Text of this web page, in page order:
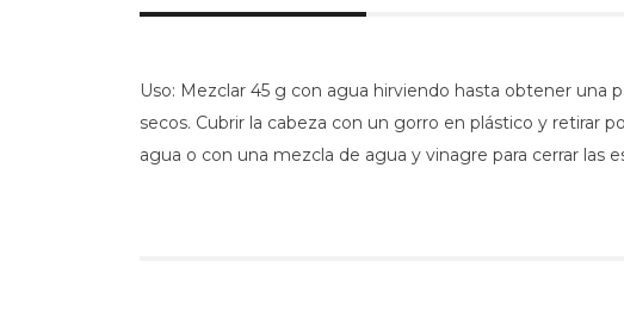
Uso: Mezclar 45 g con agua hirviendo hasta obtener una
secos. Cubrir la cabeza con un gorro en plástico y retirar
agua o con una mezcla de agua y vinagre para cerrar las